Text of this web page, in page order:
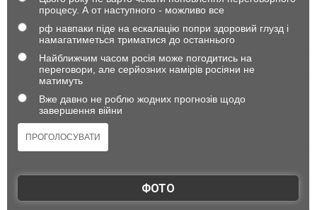
процесу. А от наступного - можливо все
рф навпаки піде на ескалацію попри здоровий глузд і
намагатиметься триматися до останнього
Найближчим часом росія може погодитись на
переговори, але серйозних намірів росіяни не
матимуть
Вже давно не роблю жодних прогнозів щодо
завершення війни
ФОТО